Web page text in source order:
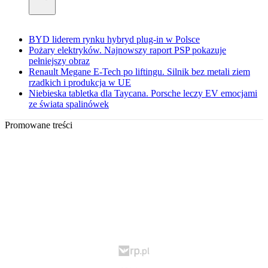
BYD liderem rynku hybryd plug-in w Polsce
Pożary elektryków. Najnowszy raport PSP pokazuje
pełniejszy obraz
Renault Megane E-Tech po liftingu. Silnik bez metali ziem
rzadkich i produkcja w UE
Niebieska tabletka dla Taycana. Porsche leczy EV emocjami
ze świata spalinówek
Promowane treści